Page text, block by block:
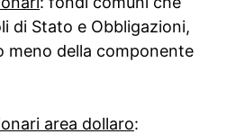
di Stato e Obbligazioni,
meno della componente
area dollaro: